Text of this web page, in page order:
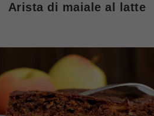
Arista di maiale al latte